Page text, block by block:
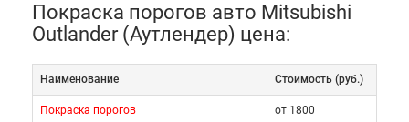
Покраска порогов авто Mitsubishi
Outlander (Аутлендер) цена:
Наименование Cтоимость (руб.)
Покраска порогов от 1800